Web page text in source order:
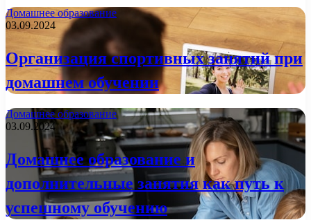
Домашнее образование
03.09.2024
Организация спортивных занятий при
домашнем обучении
Домашнее образование
03.09.2024
Домашнее образование и
дополнительные занятия как путь к
успешному обучению